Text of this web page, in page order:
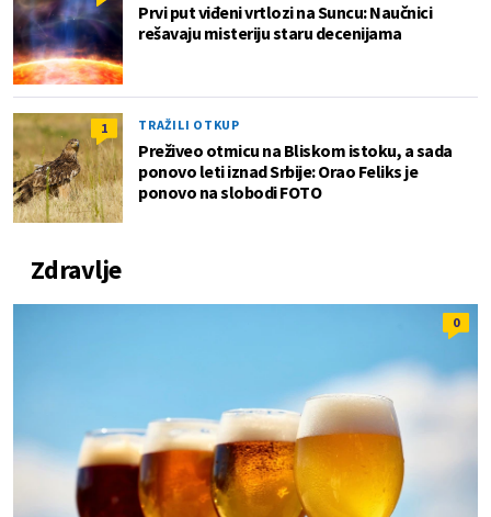
Prvi put viđeni vrtlozi na Suncu: Naučnici
rešavaju misteriju staru decenijama
1 TRAŽILI OTKUP
Preživeo otmicu na Bliskom istoku, a sada
ponovo leti iznad Srbije: Orao Feliks je
ponovo na slobodi FOTO
Zdravlje
0